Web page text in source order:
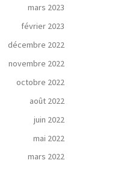
mars 2023
février 2023
décembre 2022
novembre 2022
octobre 2022
août 2022
juin 2022
mai 2022
mars 2022